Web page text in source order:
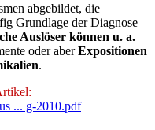
abgebildet, die
Grundlage der Diagnose
Auslöser können u. a.
oder aberExpositionen
.
... g-2010.pdf